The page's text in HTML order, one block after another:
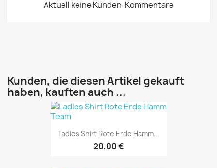
Aktuell keine Kunden-Kommentare
Kunden, die diesen Artikel gekauft
haben, kauften auch ...
Ladies Shirt Rote Erde Hamm...
20,00 €